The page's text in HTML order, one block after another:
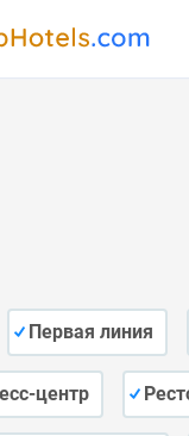
Первая линия
центр